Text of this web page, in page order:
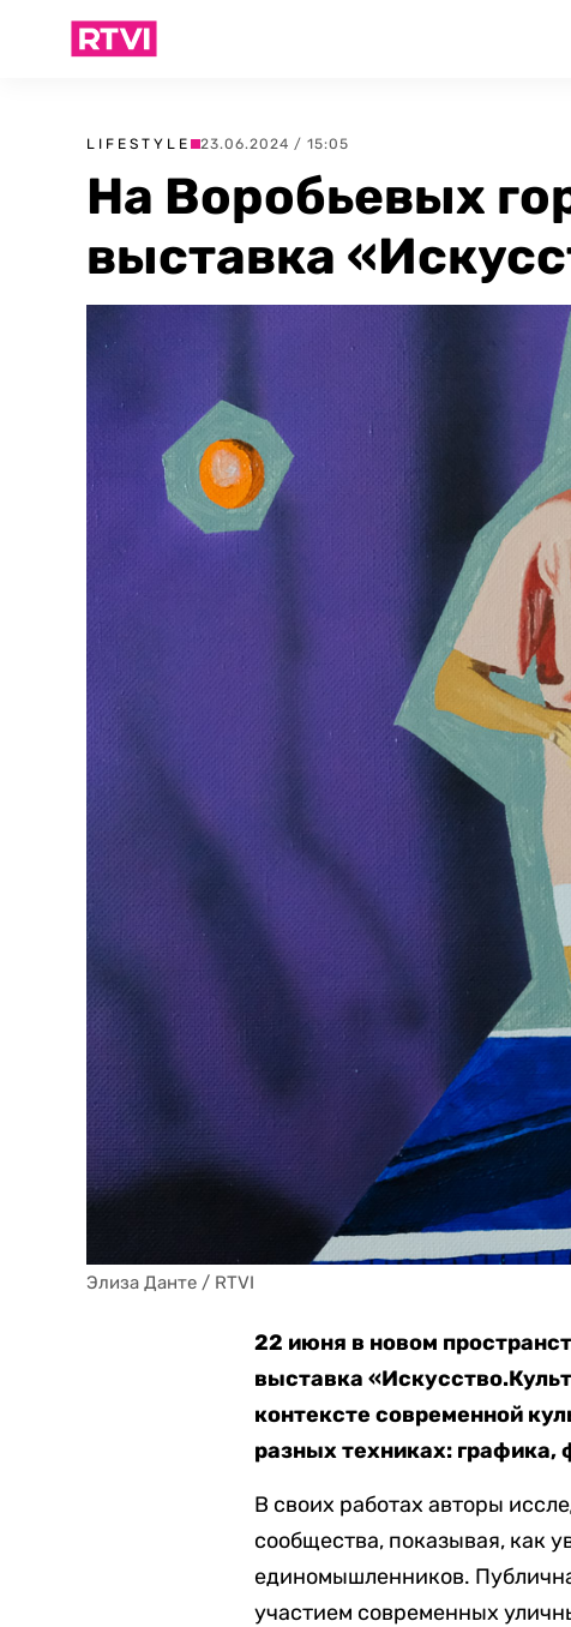
LIFESTYLE 23.06.2024 / 15:05
На Воробьевых
выставка
Элиза Данте / RTVI
22 июня в новом
выставка
контексте современной
разных техниках: графика,
В своих работах авторы
сообщества, показывая, как
единомышленников.
участием современных